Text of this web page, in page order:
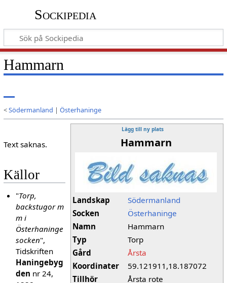
Sockipedia
Hammarn
<Södermanland | Österhaninge
Lägg till ny plats
Hammarn
Landskap
Södermanland
Socken
Österhaninge
Namn
Hammarn
Typ
Torp
Gård
Årsta
Koordinater
59.121911,18.187072
Tillhör
Årsta rote
Text saknas.
Källor
"Torp,
backstugor m
m i
Österhaninge
socken",
Tidskriften
Haningebyg
den nr 24,